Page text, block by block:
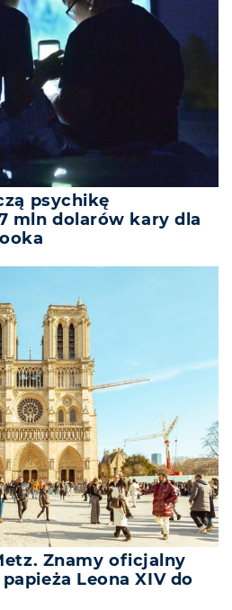
psychikę
mln dolarów kary dla
Znamy oficjalny
Leona XIV do